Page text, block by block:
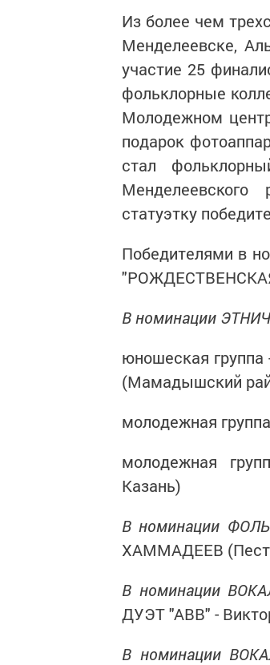
Из более чем
Менделеевске,
участие 25
фольклорные
Молодежном
подарок
стал
статуэтку
Победителями в
В номинации
юношеская
(Мамадышский
молодежная
молодежная
Казань)
В номинации
ХАММАДЕЕВ
В номинации
ДУЭТ "АВВ" -
В номинации